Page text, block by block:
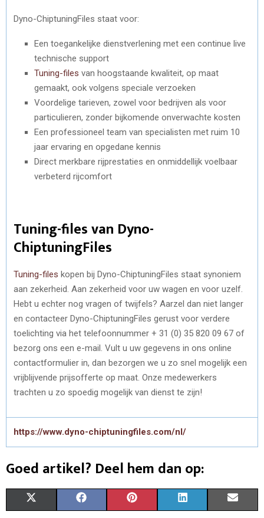
Dyno-ChiptuningFiles staat voor:
Een toegankelijke dienstverlening met een continue live
technische support
Tuning-files van hoogstaande kwaliteit, op maat
gemaakt, ook volgens speciale verzoeken
Voordelige tarieven, zowel voor bedrijven als voor
particulieren, zonder bijkomende onverwachte kosten
Een professioneel team van specialisten met ruim 10
jaar ervaring en opgedane kennis
Direct merkbare rijprestaties en onmiddellijk voelbaar
verbeterd rijcomfort
Tuning-files van Dyno-
ChiptuningFiles
Tuning-files kopen bij Dyno-ChiptuningFiles staat synoniem
aan zekerheid. Aan zekerheid voor uw wagen en voor uzelf.
Hebt u echter nog vragen of twijfels? Aarzel dan niet langer
en contacteer Dyno-ChiptuningFiles gerust voor verdere
toelichting via het telefoonnummer + 31 (0) 35 820 09 67 of
bezorg ons een e-mail. Vult u uw gegevens in ons online
contactformulier in, dan bezorgen we u zo snel mogelijk een
vrijblijvende prijsofferte op maat. Onze medewerkers
trachten u zo spoedig mogelijk van dienst te zijn!
https://www.dyno-chiptuningfiles.com/nl/
Goed artikel? Deel hem dan op: